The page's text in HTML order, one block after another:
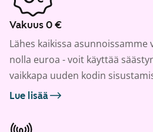
Vakuus 0 €
Lähes kaikissa asunnoissamme
nolla euroa - voit käyttää
vaikkapa uuden kodin
Lue lisää